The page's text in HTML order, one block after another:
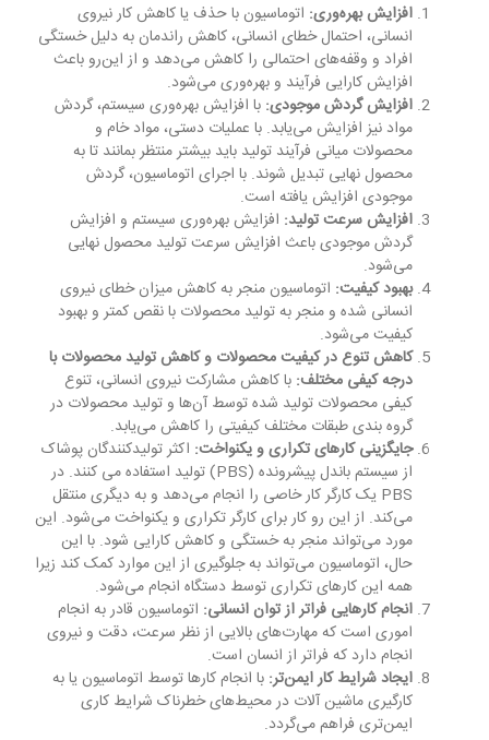
افزایش بهره‌وری: اتوماسیون با حذف یا کاهش کار نیروی
انسانی، احتمال خطای انسانی، کاهش راندمان به دلیل خستگی
افراد و وقفه‌های احتمالی را کاهش می‌دهد و از این‌رو باعث
افزایش کارایی فرآیند و بهره‌وری می‌شود.
افزایش گردش موجودی: با افزایش بهره‌وری سیستم، گردش
مواد نیز افزایش می‌یابد. با عملیات دستی، مواد خام و
محصولات میانی فرآیند تولید باید بیشتر منتظر بمانند تا به
محصول نهایی تبدیل شوند. با اجرای اتوماسیون، گردش
موجودی افزایش یافته است.
افزایش سرعت تولید: افزایش بهره‌وری سیستم و افزایش
گردش موجودی باعث افزایش سرعت تولید محصول نهایی
می‌شود.
بهبود کیفیت: اتوماسیون منجر به کاهش میزان خطای نیروی
انسانی شده و منجر به تولید محصولات با نقص کمتر و بهبود
کیفیت می‌شود.
کاهش تنوع در کیفیت محصولات و کاهش تولید محصولات با
درجه کیفی مختلف: با کاهش مشارکت نیروی انسانی، تنوع
کیفی محصولات تولید شده توسط آن‌ها و تولید محصولات در
گروه بندی طبقات مختلف کیفیتی را کاهش می‌یابد.
جایگزینی کارهای تکراری و یکنواخت: اکثر تولیدکنندگان پوشاک
از سیستم باندل پیشرونده (PBS) تولید استفاده می کنند. در
PBS یک کارگر کار خاصی را انجام می‌دهد و به دیگری منتقل
می‌کند. از این رو کار برای کارگر تکراری و یکنواخت می‌شود. این
مورد می‌تواند منجر به خستگی و کاهش کارایی شود. با این
حال، اتوماسیون می‌تواند به جلوگیری از این موارد کمک کند زیرا
همه این کارهای تکراری توسط دستگاه انجام می‌شود.
انجام کارهایی فراتر از توان انسانی: اتوماسیون قادر به انجام
اموری است که مهارت‌های بالایی از نظر سرعت، دقت و نیروی
انجام دارد که فراتر از انسان است.
ایجاد شرایط کار ایمن‌تر: با انجام کارها توسط اتوماسیون یا به
کارگیری ماشین آلات در محیط‌های خطرناک شرایط کاری
ایمن‌تری فراهم می‌گردد.